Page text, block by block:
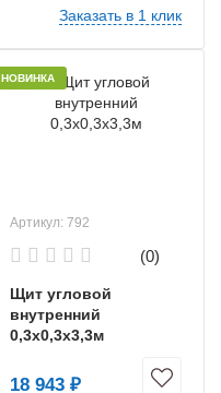
Заказать в 1 клик
НОВИНКА
Артикул: 792
(0)
Щит угловой
внутренний
0,3х0,3х3,3м
18 943 ₽